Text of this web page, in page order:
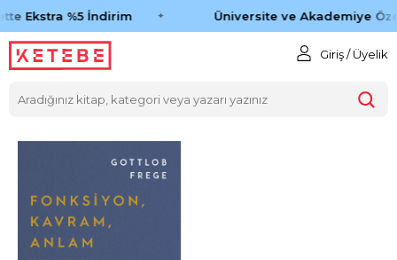
Ekstra %5 İndirim Üniversite ve Akademiye
Giriş / Üyelik